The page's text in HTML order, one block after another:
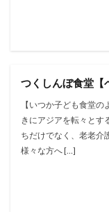
つくしんぼ食堂【
【いつか子ども食堂
きにアジアを転々とす
ちだけでなく、老老介
様々な方へ […]